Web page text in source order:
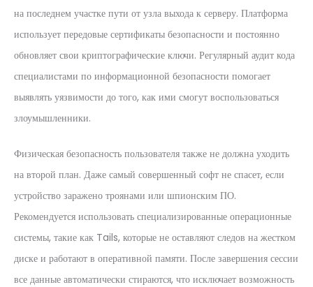
на последнем участке пути от узла выхода к серверу. Платформа
использует передовые сертификаты безопасности и постоянно
обновляет свои криптографические ключи. Регулярный аудит кода
специалистами по информационной безопасности помогает
выявлять уязвимости до того, как ими смогут воспользоваться
злоумышленники.
Физическая безопасность пользователя также не должна уходить
на второй план. Даже самый совершенный софт не спасет, если
устройство заражено троянами или шпионским ПО.
Рекомендуется использовать специализированные операционные
системы, такие как Tails, которые не оставляют следов на жестком
диске и работают в оперативной памяти. После завершения сессии
все данные автоматически стираются, что исключает возможность